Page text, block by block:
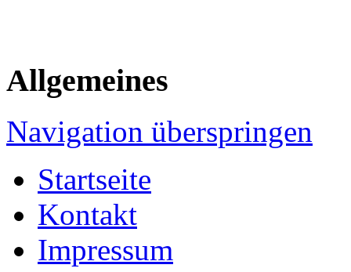
Allgemeines
Navigation überspringen
Startseite
Kontakt
Impressum